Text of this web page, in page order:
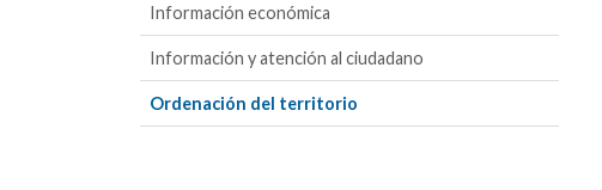
Información económica
Información y atención al ciudadano
Ordenación del territorio